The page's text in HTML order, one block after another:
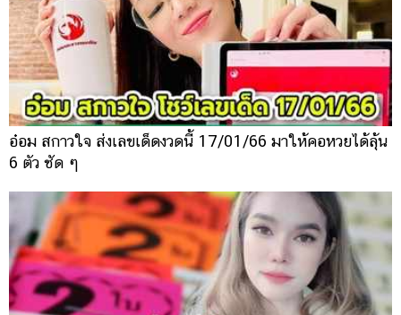
อ๋อม สกาวใจ ส่งเลขเด็ดงวดนี้ 17/01/66 มาให้คอหวยได้ลุ้น
6 ตัว ชัด ๆ